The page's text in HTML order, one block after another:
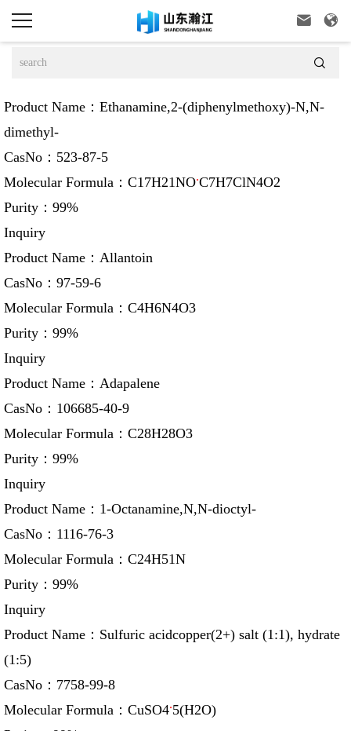
 

Product Name： Ethanamine,2-(diphenylmethoxy)-N,N-
dimethyl-
CasNo： 523-87-5
Molecular Formula： C17H21NO.C7H7ClN4O2
Purity： 99%
Inquiry
Product Name： Allantoin
CasNo： 97-59-6
Molecular Formula： C4H6N4O3
Purity： 99%
Inquiry
Product Name： Adapalene
CasNo： 106685-40-9
Molecular Formula： C28H28O3
Purity： 99%
Inquiry
Product Name： 1-Octanamine,N,N-dioctyl-
CasNo： 1116-76-3
Molecular Formula： C24H51N
Purity： 99%
Inquiry
Product Name： Sulfuric acidcopper(2+) salt (1:1), hydrate
(1:5)
CasNo： 7758-99-8
Molecular Formula： CuSO4.5(H2O)